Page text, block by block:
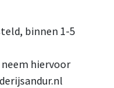
binnen 1-5
hiervoor